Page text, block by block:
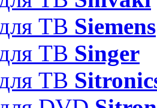
ТВ Siemens
ТВ Singer
ТВ